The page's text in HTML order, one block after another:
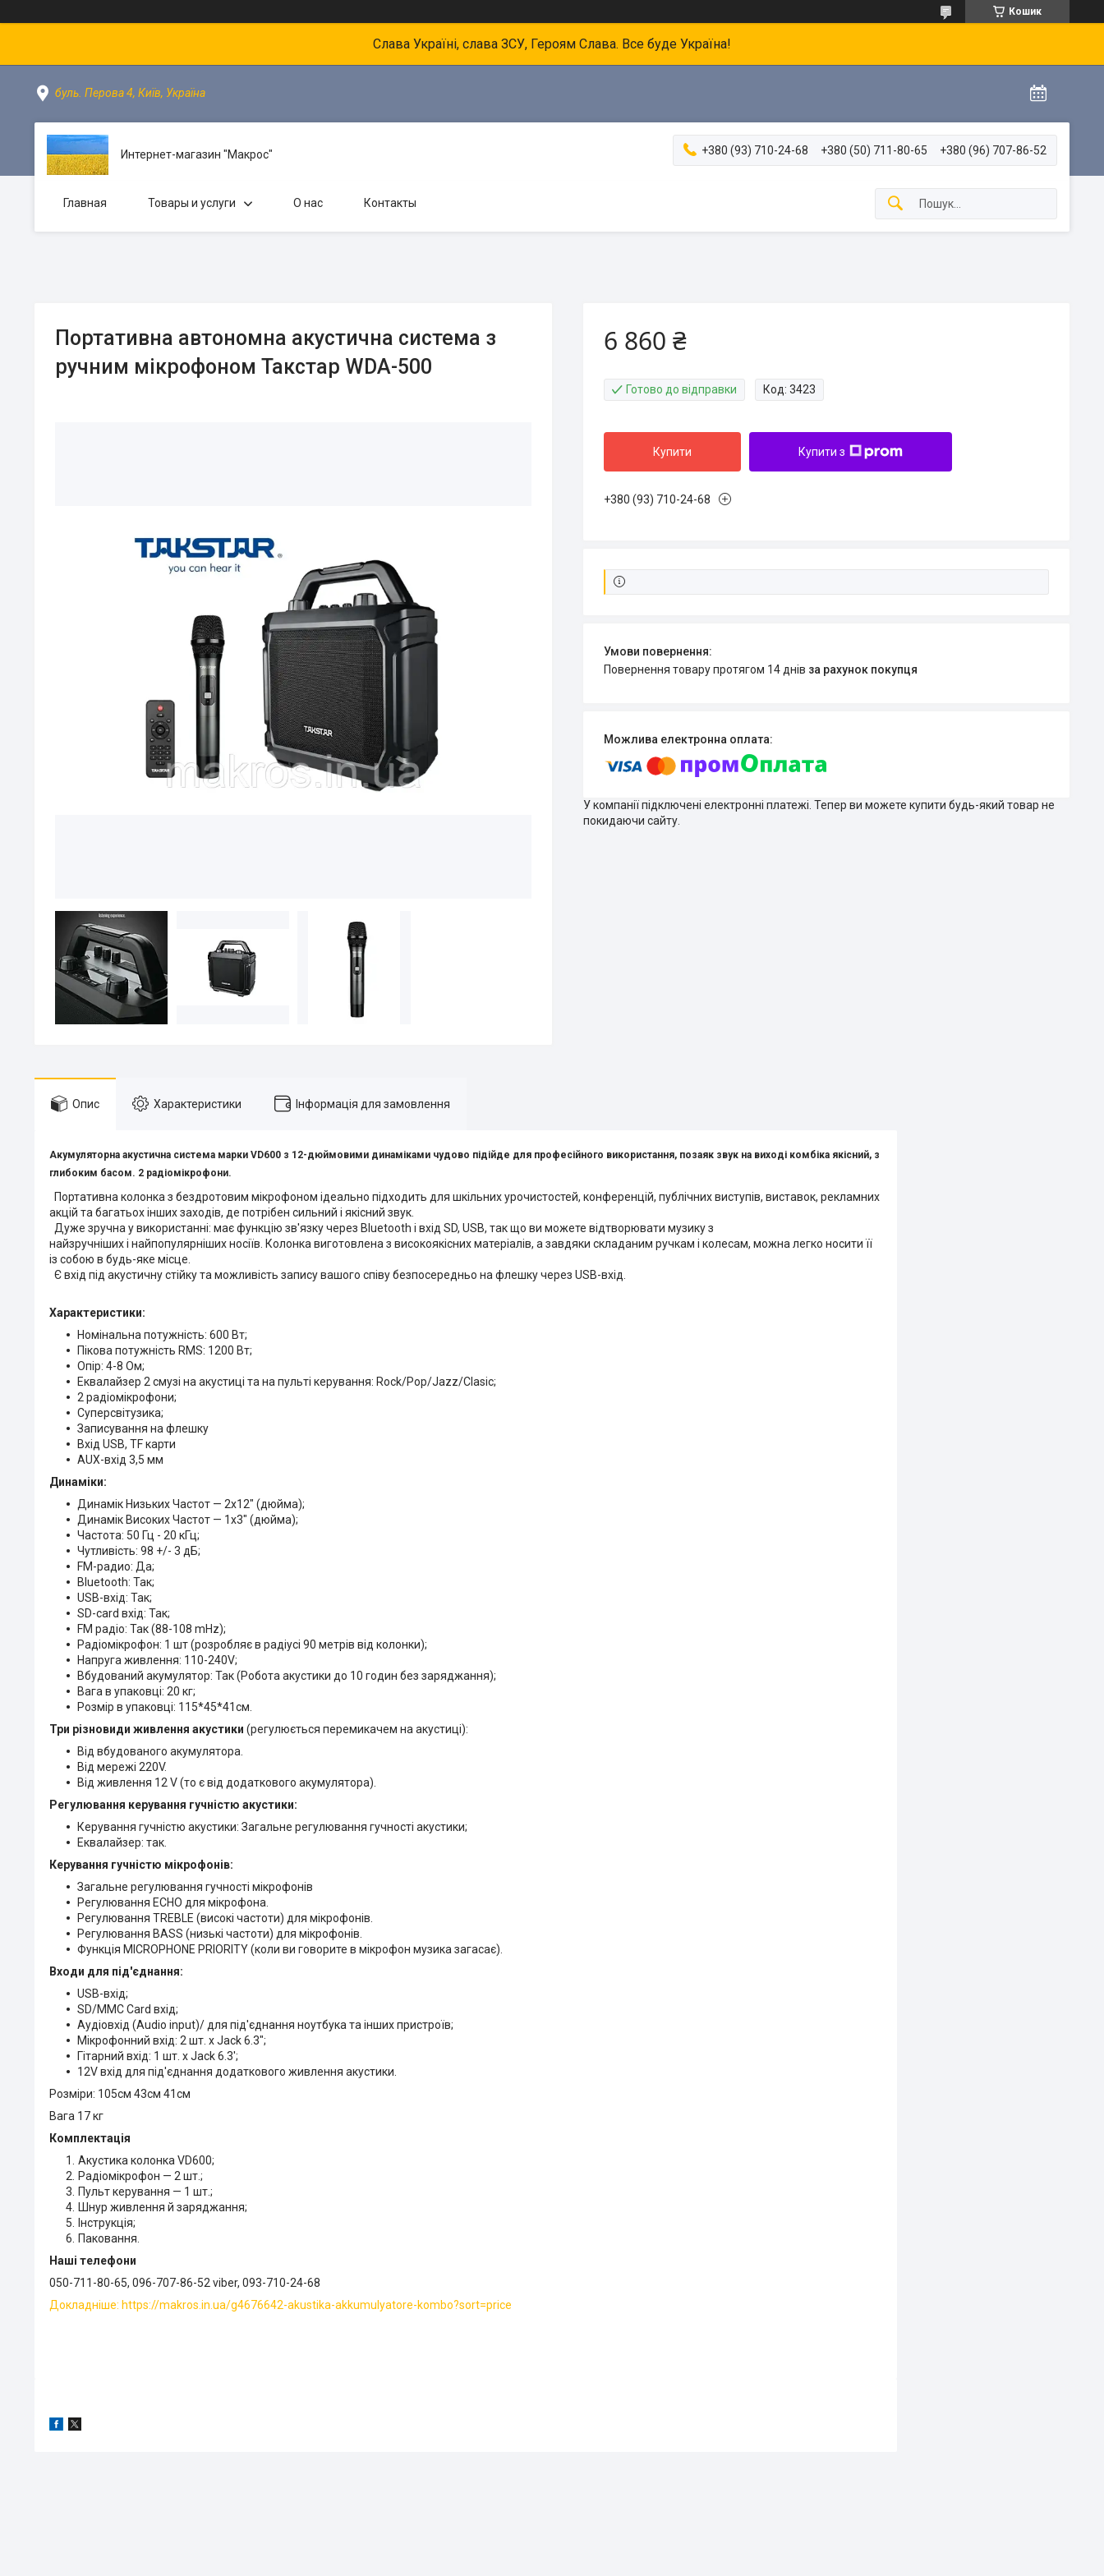
Кошик
Слава Україні, слава ЗСУ, Героям Слава. Все буде Україна!
буль. Перова 4, Київ, Україна
Интернет-магазин "Макрос" +380 (93) 710-24-68 +380 (50) 711-80-65 +380 (96) 707-86-52
Главная Товары и услуги О нас Контакты
Портативна автономна акустична система з
ручним мікрофоном Такстар WDA-500
6 860 ₴
Готово до відправки Код: 3423
Купити Купити з
+380 (93) 710-24-68
повернення товару протягом 14 днів за рахунок покупця
У компанії підключені електронні платежі. Тепер ви можете купити будь-який товар не
покидаючи сайту.
Опис Характеристики Інформація для замовлення
Акумуляторна акустична система марки VD600 з 12-дюймовими динаміками чудово підійде для професійного використання, позаяк звук на виході комбіка якісний, з
глибоким басом. 2 радіомікрофони.
Портативна колонка з бездротовим мікрофоном ідеально підходить для шкільних урочистостей, конференцій, публічних виступів, виставок, рекламних
акцій та багатьох інших заходів, де потрібен сильний і якісний звук.
Дуже зручна у використанні: має функцію зв'язку через Bluetooth і вхід SD, USB, так що ви можете відтворювати музику з
найзручніших і найпопулярніших носіїв. Колонка виготовлена з високоякісних матеріалів, а завдяки складаним ручкам і колесам, можна легко носити її
із собою в будь-яке місце.
Є вхід під акустичну стійку та можливість запису вашого співу безпосередньо на флешку через USB-вхід.
Характеристики:
Номінальна потужність: 600 Вт;
Пікова потужність RMS: 1200 Вт;
Опір: 4-8 Ом;
Еквалайзер 2 смузі на акустиці та на пульті керування: Rock/Pop/Jazz/Clasic;
2 радіомікрофони;
Суперсвітузика;
Записування на флешку
Вхід USB, TF карти
AUX-вхід 3,5 мм
Динаміки:
Динамік Низьких Частот — 2х12" (дюйма);
Динамік Високих Частот — 1х3" (дюйма);
Частота: 50 Гц - 20 кГц;
Чутливість: 98 +/- 3 дБ;
FM-радио: Да;
Bluetooth: Так;
USB-вхід: Так;
SD-card вхід: Так;
FM радіо: Так (88-108 mHz);
Радіомікрофон: 1 шт (розробляє в радіусі 90 метрів від колонки);
Напруга живлення: 110-240V;
Вбудований акумулятор: Так (Робота акустики до 10 годин без заряджання);
Вага в упаковці: 20 кг;
Розмір в упаковці: 115*45*41см.
Три різновиди живлення акустики (регулюється перемикачем на акустиці):
Від вбудованого акумулятора.
Від мережі 220V.
Від живлення 12 V (то є від додаткового акумулятора).
Регулювання керування гучністю акустики:
Керування гучністю акустики: Загальне регулювання гучності акустики;
Еквалайзер: так.
Керування гучністю мікрофонів:
Загальне регулювання гучності мікрофонів
Регулювання ECHO для мікрофона.
Регулювання TREBLE (високі частоти) для мікрофонів.
Регулювання BASS (низькі частоти) для мікрофонів.
Функція MICROPHONE PRIORITY (коли ви говорите в мікрофон музика загасає).
Входи для під'єднання:
USB-вхід;
SD/MMC Card вхід;
Аудіовхід (Audio input)/ для під'єднання ноутбука та інших пристроїв;
Мікрофонний вхід: 2 шт. х Jack 6.3";
Гітарний вхід: 1 шт. х Jack 6.3';
12V вхід для під'єднання додаткового живлення акустики.
Розміри: 105см 43см 41см
Вага 17 кг
Комплектація
Акустика колонка VD600;
Радіомікрофон — 2 шт.;
Пульт керування — 1 шт.;
Шнур живлення й заряджання;
Інструкція;
Паковання.
Наші телефони
050-711-80-65, 096-707-86-52 viber, 093-710-24-68
Докладніше: https://makros.in.ua/g4676642-akustika-akkumulyatore-kombo?sort=price